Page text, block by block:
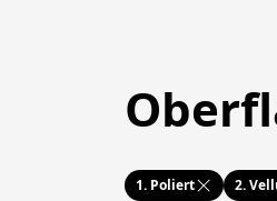
1. Poliert 2.